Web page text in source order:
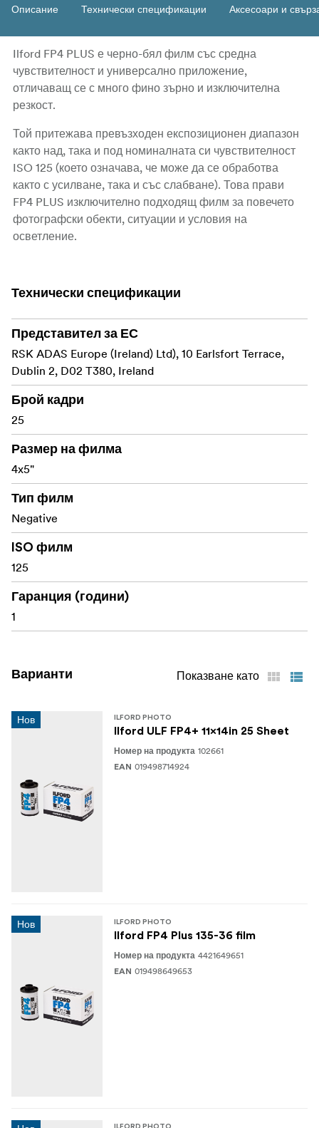
Описание Технически спецификации Аксесоари и
Ilford FP4 PLUS е черно-бял филм със средна
чувствителност и универсално приложение,
отличаващ се с много фино зърно и изключителна
резкост.
Той притежава превъзходен експозиционен диапазон
както над, така и под номиналната си чувствителност
ISO 125 (което означава, че може да се обработва
както с усилване, така и със слабване). Това прави
FP4 PLUS изключително подходящ филм за повечето
фотографски обекти, ситуации и условия на
осветление.
открито и затова е идеален филм за портрети, мода,
улична, продуктова фотография, пейзажи и
архитектура.
FP4 PLUS може да се проявява в широк спектър от
различни проявители, като се използват спирални
вани, дълбоки вани и автоматични проявители.
Ilford FP4 PLUS се предлага в 35 mm, 35 mm на ролка,
120-филм, 4x5", 9x12 cm, 5x7" и 8x10" листови филми.
Фино зърно, висока резкост
Висока толерантност към експозицията
Технически спецификации
Представител за ЕС
RSK ADAS Europe (Ireland) Ltd), 10 Earlsfort Terrace,
Dublin 2, D02 T380, Ireland
Брой кадри
25
Размер на филма
4x5"
Тип филм
Negative
ISO филм
125
Гаранция (години)
1
Варианти Показване като
Нов ILFORD PHOTO
Ilford ULF FP4+ 11x14in 25 Sheet
Номер на продукта 102661
EAN 019498714924
Нов ILFORD PHOTO
Ilford FP4 Plus 135-36 film
Номер на продукта 4421649651
EAN 019498649653
ILFORD PHOTO